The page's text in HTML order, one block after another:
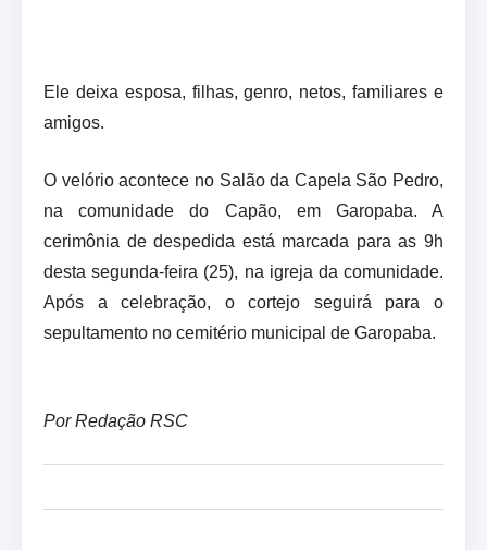
Ele deixa esposa, filhas, genro, netos, familiares e
amigos.
O velório acontece no Salão da Capela São Pedro,
na comunidade do Capão, em Garopaba. A
cerimônia de despedida está marcada para as 9h
desta segunda-feira (25), na igreja da comunidade.
Após a celebração, o cortejo seguirá para o
sepultamento no cemitério municipal de Garopaba.
Por Redação RSC